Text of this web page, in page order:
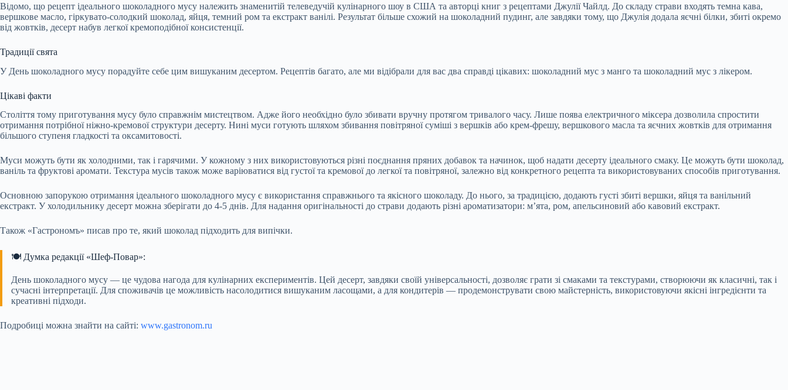
Відомо, що рецепт ідеального шоколадного мусу належить знаменитій телеведучій кулінарного шоу в США та авторці книг з рецептами Джулії Чайлд. До складу страви входять темна кава,
вершкове масло, гіркувато-солодкий шоколад, яйця, темний ром та екстракт ванілі. Результат більше схожий на шоколадний пудинг, але завдяки тому, що Джулія додала яєчні білки, збиті окремо
від жовтків, десерт набув легкої кремоподібної консистенції.
Традиції свята
У День шоколадного мусу порадуйте себе цим вишуканим десертом. Рецептів багато, але ми відібрали для вас два справді цікавих: шоколадний мус з манго та шоколадний мус з лікером.
Цікаві факти
Століття тому приготування мусу було справжнім мистецтвом. Адже його необхідно було збивати вручну протягом тривалого часу. Лише поява електричного міксера дозволила спростити
отримання потрібної ніжно-кремової структури десерту. Нині муси готують шляхом збивання повітряної суміші з вершків або крем-фрешу, вершкового масла та яєчних жовтків для отримання
більшого ступеня гладкості та оксамитовості.
Муси можуть бути як холодними, так і гарячими. У кожному з них використовуються різні поєднання пряних добавок та начинок, щоб надати десерту ідеального смаку. Це можуть бути шоколад,
ваніль та фруктові аромати. Текстура мусів також може варіюватися від густої та кремової до легкої та повітряної, залежно від конкретного рецепта та використовуваних способів приготування.
Основною запорукою отримання ідеального шоколадного мусу є використання справжнього та якісного шоколаду. До нього, за традицією, додають густі збиті вершки, яйця та ванільний
екстракт. У холодильнику десерт можна зберігати до 4-5 днів. Для надання оригінальності до страви додають різні ароматизатори: м’ята, ром, апельсиновий або кавовий екстракт.
Також «Гастрономъ» писав про те, який шоколад підходить для випічки.
🍽️ Думка редакції «Шеф-Повар»:
День шоколадного мусу — це чудова нагода для кулінарних експериментів. Цей десерт, завдяки своїй універсальності, дозволяє грати зі смаками та текстурами, створюючи як класичні, так і
сучасні інтерпретації. Для споживачів це можливість насолодитися вишуканим ласощами, а для кондитерів — продемонструвати свою майстерність, використовуючи якісні інгредієнти та
креативні підходи.
Подробиці можна знайти на сайті: www.gastronom.ru